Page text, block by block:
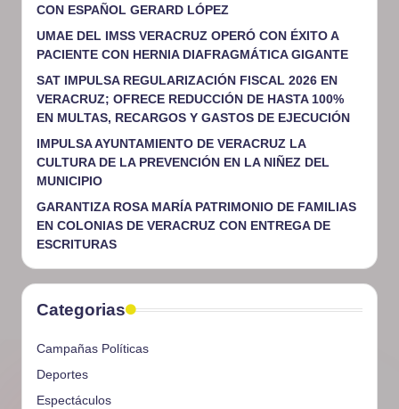
CON ESPAÑOL GERARD LÓPEZ
UMAE DEL IMSS VERACRUZ OPERÓ CON ÉXITO A
PACIENTE CON HERNIA DIAFRAGMÁTICA GIGANTE
SAT IMPULSA REGULARIZACIÓN FISCAL 2026 EN
VERACRUZ; OFRECE REDUCCIÓN DE HASTA 100%
EN MULTAS, RECARGOS Y GASTOS DE EJECUCIÓN
IMPULSA AYUNTAMIENTO DE VERACRUZ LA
CULTURA DE LA PREVENCIÓN EN LA NIÑEZ DEL
MUNICIPIO
GARANTIZA ROSA MARÍA PATRIMONIO DE FAMILIAS
EN COLONIAS DE VERACRUZ CON ENTREGA DE
ESCRITURAS
Categorias
Campañas Políticas
Deportes
Espectáculos